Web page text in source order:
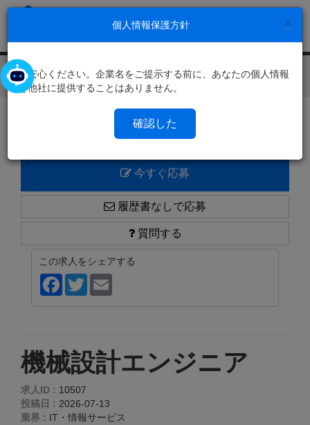
今すぐ応募
履歴書なしで応募
質問する
この求人をシェアする
Facebook
Twitter
機械設計エンジニア
求人ID : 10507
投稿日 : 2026-07-13
業界 : IT・情報サービス
×
個人情報保護方針
ご安心ください。企業名をご提示する前に、あなたの個人情報
を他社に提供することはありません。
確認した